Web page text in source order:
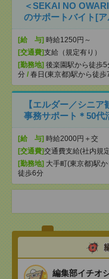
＜SEKAI NO
のサポートバイト[
[給 与] 時給1250円～
[交通費]支給（規定有り）
[勤務地] 後楽園駅から徒歩5
分 / 春日(東京都)駅から徒歩
【エルダー／シニ
事務サポート＊50代
[給 与] 時給2000円＋交
[交通費]交通費支給(社内規
[勤務地] 大手町(東京都)駅
徒歩6分
編集部イチオ